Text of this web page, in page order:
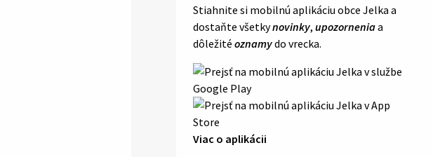
Stiahnite si mobilnú aplikáciu obce Jelka a
dostaňte všetkynovinky, upozorneniaa
dôležité oznamydo vrecka.
Viac o aplikácii